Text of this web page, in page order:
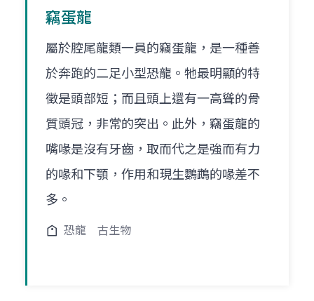
竊蛋龍
屬於腔尾龍類一員的竊蛋龍，是一種善
於奔跑的二足小型恐龍。牠最明顯的特
徵是頭部短；而且頭上還有一高聳的骨
質頭冠，非常的突出。此外，竊蛋龍的
嘴喙是沒有牙齒，取而代之是強而有力
的喙和下顎，作用和現生鸚鵡的喙差不
多。
恐龍 古生物